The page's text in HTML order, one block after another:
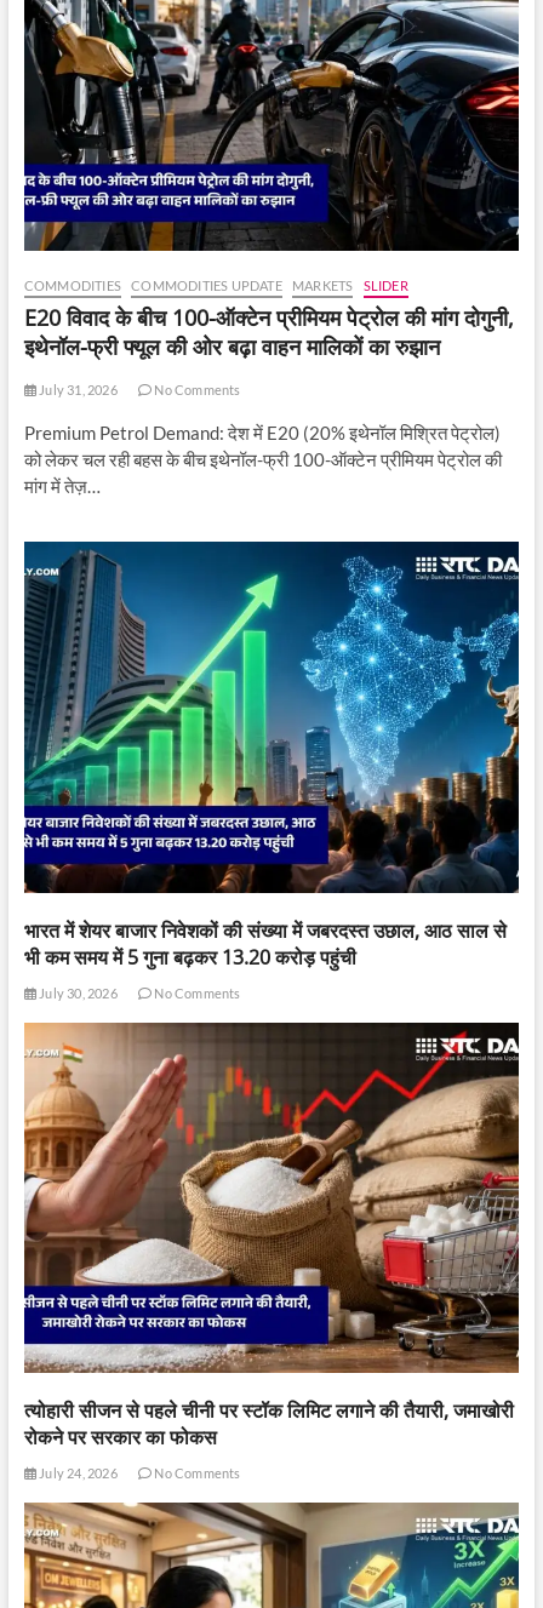
COMMODITIES COMMODITIES UPDATE MARKETS SLIDER
E20 विवाद के बीच 100-ऑक्टेन प्रीमियम पेट्रोल की मांग दोगुनी,
इथेनॉल-फ्री फ्यूल की ओर बढ़ा वाहन मालिकों का रुझान
July 31, 2026 No Comments
Premium Petrol Demand: देश में E20 (20% इथेनॉल मिश्रित पेट्रोल)
को लेकर चल रही बहस के बीच इथेनॉल-फ्री 100-ऑक्टेन प्रीमियम पेट्रोल की
मांग में तेज़…
भारत में शेयर बाजार निवेशकों की संख्या में जबरदस्त उछाल, आठ साल से
भी कम समय में 5 गुना बढ़कर 13.20 करोड़ पहुंची
July 30, 2026 No Comments
त्योहारी सीजन से पहले चीनी पर स्टॉक लिमिट लगाने की तैयारी, जमाखोरी
रोकने पर सरकार का फोकस
July 24, 2026 No Comments